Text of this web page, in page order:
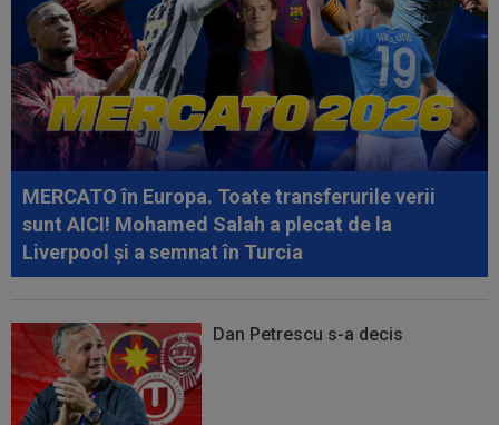
11:30
Victor Osimhen a contactat-o pe Barcelona și e
gata să semneze: 15.000.000 de...
11:23
Norvegienii i-au ”luat tare” pe români, înainte
de CFR Cluj - Tromso: ”Haotici!”
11:08 EXCLUSIV
Ioan Andone nu a avut milă de
jucătorul plătit cu 25.000€ pe lună la FCSB: ”Dă...
MERCATO în Europa. Toate transferurile verii
sunt AICI! Mohamed Salah a plecat de la
Liverpool și a semnat în Turcia
Dan Petrescu s-a decis